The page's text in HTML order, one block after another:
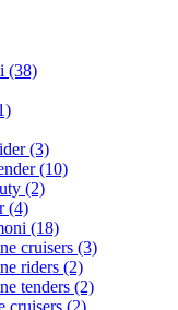
(38)
(3)
(10)
(2)
(4)
(18)
cruisers (3)
riders (2)
tenders (2)
cruisers (2)